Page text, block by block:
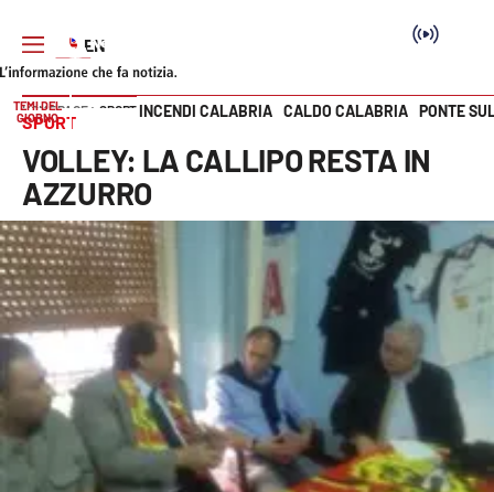
SEZIONI
Cronaca
Politica
Attualità
Economia e lavoro
Italia Mondo
Vai
TEMI DEL
GIORNO
INCENDI CALABRIA CALDO CALABRIA PONTE
HOME PAGE SPORT
SPORT
VOLLEY: LA CALLIPO RESTA IN
AZZURRO